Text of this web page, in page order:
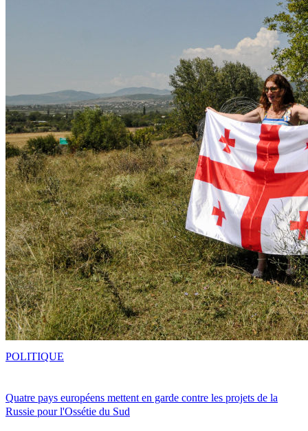
Quatre pays européens mettent en garde contre les projets de la
Russie pour l'Ossétie du Sud
POLITIQUE